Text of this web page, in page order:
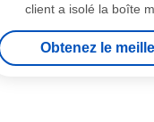
client a isolé la boîte
refroidisseur pour le
du froid
Obtenez le